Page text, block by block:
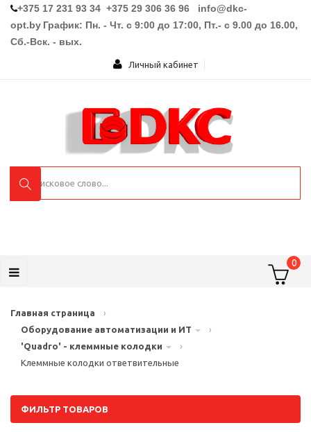
+375 17 231 93 34 +375 29 306 36 96 info@dkc-
opt.by График: Пн. - Чт. с 9:00 до 17:00, Пт.- с 9.00 до 16.00,
Сб.-Вск. - вых.
Личный кабинет
0
Главная страница
›
Оборудование автоматизации и ИТ
›
'Quadro' - клеммные колодки
›
Клеммные колодки ответвительные
ФИЛЬТР ТОВАРОВ